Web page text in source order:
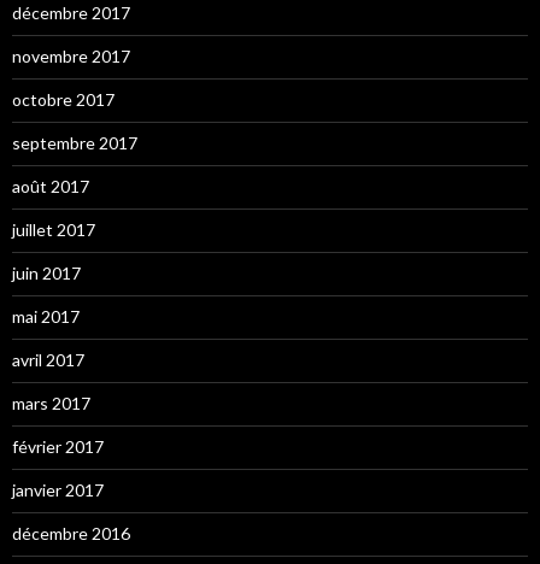
décembre 2017
novembre 2017
octobre 2017
septembre 2017
août 2017
juillet 2017
juin 2017
mai 2017
avril 2017
mars 2017
février 2017
janvier 2017
décembre 2016